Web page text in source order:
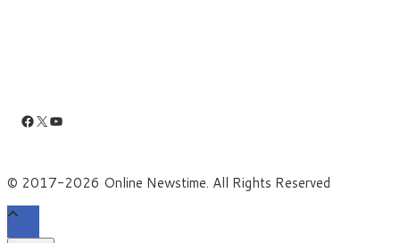
Facebook
X YouTube
© 2017-2026 Online Newstime. All Rights Reserved